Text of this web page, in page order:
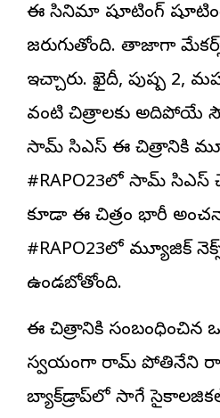
ఈ సినిమా షూటింగ్
జరుగుతోంది. తాజాగా
ఇచ్చారు. ఖైదీ, పుష్ప 2,
వంటి చిత్రాలకు అదిరిపోయే
సామ్ సిఎస్ ఈ చిత్రానికి
#RAPO23లో సామ్
కూడా ఈ చిత్రం భారీ
#RAPO23లో మ్యూజిక్
ఉండబోతోంది.
ఈ చిత్రానికి సంబంధించిన
స్వయంగా రామ్ పోతినేని
బ్యాక్‌డ్రాప్‌లో సాగే సైకాలజికల్